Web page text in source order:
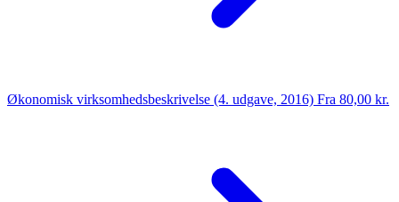
Økonomisk virksomhedsbeskrivelse (4. udgave, 2016) Fra 80,00 kr.